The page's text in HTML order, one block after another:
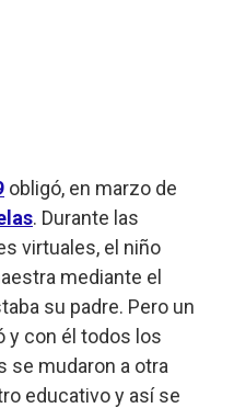
obligó, en marzo de
. Durante las
virtuales, el niño
mediante el
su padre. Pero un
y con él todos los
se mudaron a otra
educativo y así se